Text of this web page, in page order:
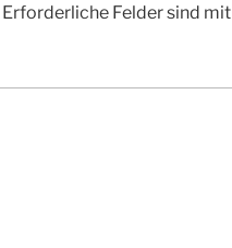
Erforderliche Felder sind mit